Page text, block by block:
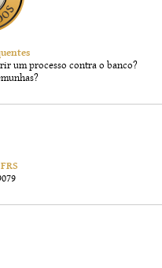
um processo contra o banco?